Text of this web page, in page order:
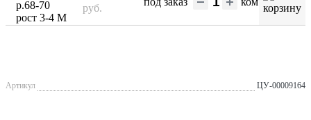
р.68-70
рост 3-4 М
руб.
Артикул ЦУ-00009164